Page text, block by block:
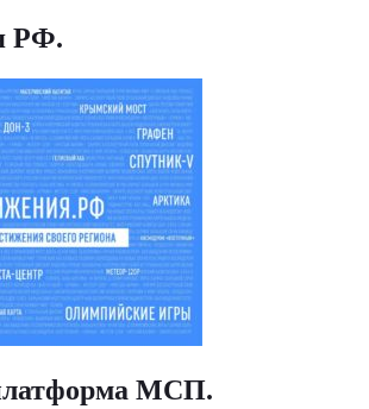
РФ.
МСП.